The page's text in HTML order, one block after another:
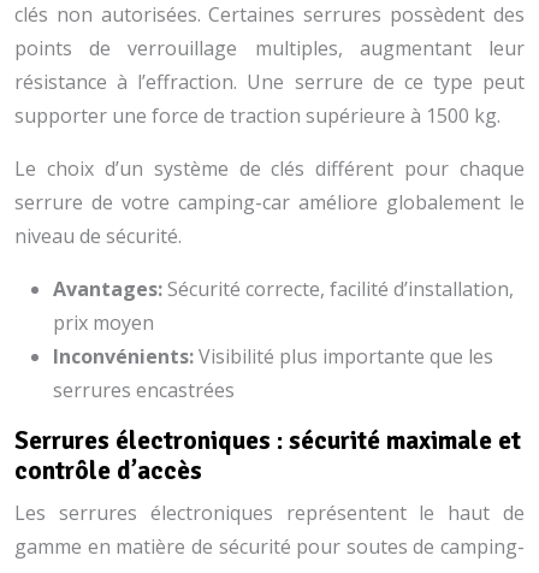
clés non autorisées. Certaines serrures possèdent des
points de verrouillage multiples, augmentant leur
résistance à l’effraction. Une serrure de ce type peut
supporter une force de traction supérieure à 1500 kg.
Le choix d’un système de clés différent pour chaque
serrure de votre camping-car améliore globalement le
niveau de sécurité.
Avantages:Sécurité correcte, facilité d’installation,
prix moyen
Inconvénients:Visibilité plus importante que les
serrures encastrées
Serrures électroniques : sécurité maximale et
contrôle d’accès
Les serrures électroniques représentent le haut de
gamme en matière de sécurité pour soutes de camping-